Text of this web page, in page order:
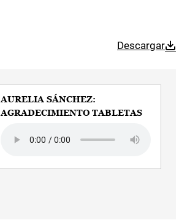
Descargar
AURELIA SÁNCHEZ:
AGRADECIMIENTO TABLETAS